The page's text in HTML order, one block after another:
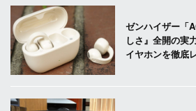
ゼンハイザー「
しさ』全開の実
イヤホンを徹底